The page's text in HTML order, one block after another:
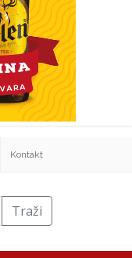
Kontakt
Traži